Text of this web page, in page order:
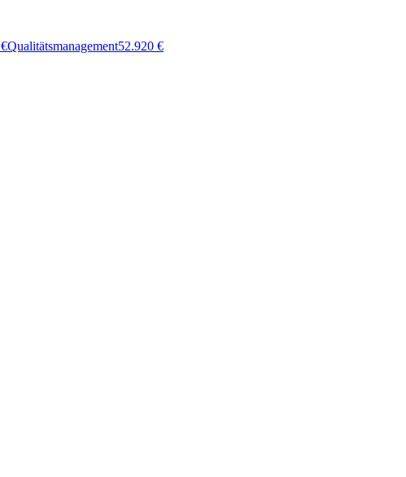
€Qualitätsmanagement52.920 €